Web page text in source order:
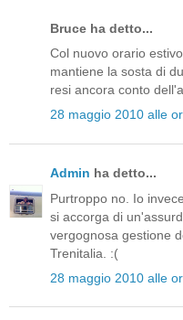
Bruce ha detto...
Col nuovo orario
mantiene la sosta di
resi ancora conto
28 maggio 2010 alle
Admin ha detto...
Purtroppo no. Io
si accorga di
vergognosa gestione
Trenitalia. :(
28 maggio 2010 alle